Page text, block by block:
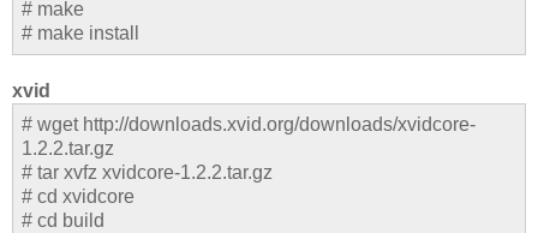
# make
# make install
xvid
# wget http://downloads.xvid.org/downloads/xvidcore-
1.2.2.tar.gz
# tar xvfz xvidcore-1.2.2.tar.gz
# cd xvidcore
# cd build